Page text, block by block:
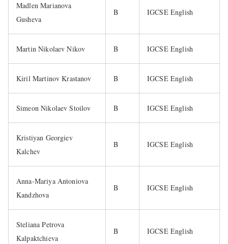
Madlen Marianova
Gusheva
B IGCSE English
Martin Nikolaev Nikov B IGCSE English
Kiril Martinov Krastanov B IGCSE English
Simeon Nikolaev Stoilov B IGCSE English
Kristiyan Georgiev
Kalchev
B IGCSE English
Anna-Mariya Antoniova
Kandzhova
B IGCSE English
Steliana Petrova
Kalpaktchieva
B IGCSE English